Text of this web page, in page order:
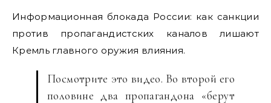
Информационная блокада России: как санкции
против пропагандистских каналов лишают
Кремль главного оружия влияния.
Посмотрите это видео. Во второй его
половине два пропагандона «берут